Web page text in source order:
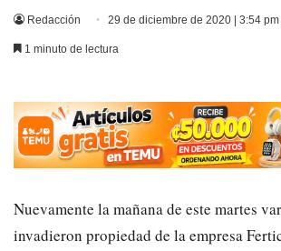
Redacción 29 de diciembre de 2020 | 3:54 pm
1 minuto de lectura
Nuevamente la mañana de este martes
invadieron propiedad de la empresa